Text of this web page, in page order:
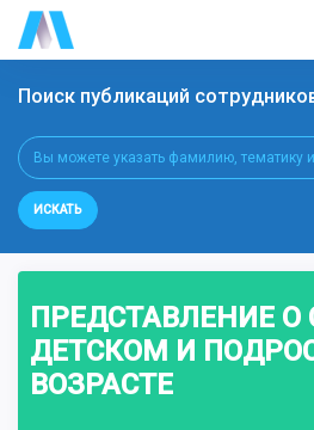
Поиск публикаций
ИСКАТЬ
ПРЕДСТАВЛЕНИЕ О
ДЕТСКОМ И
ВОЗРАСТЕ